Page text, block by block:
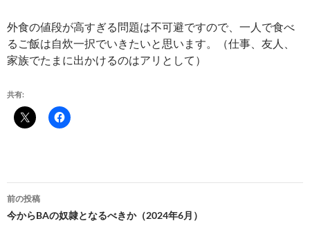
外食の値段が高すぎる問題は不可避ですので、一人で食べ
るご飯は自炊一択でいきたいと思います。（仕事、友人、
家族でたまに出かけるのはアリとして）
共有:
投
稿
前の投稿
今からBAの奴隷となるべきか（2024年6月）